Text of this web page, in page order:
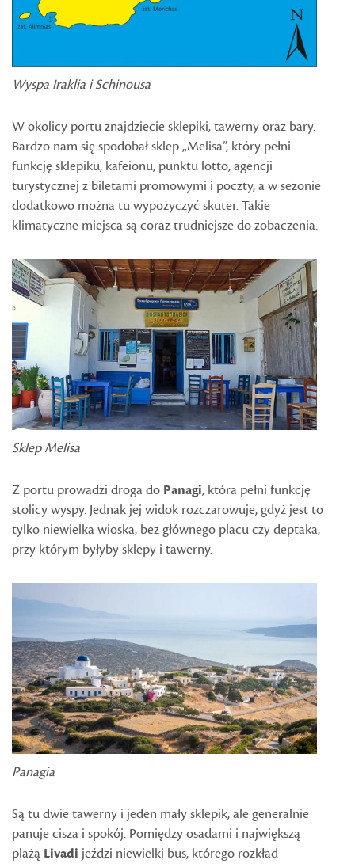
Wyspa Iraklia i Schinousa
W okolicy portu znajdziecie sklepiki, tawerny oraz bary.
Bardzo nam się spodobał sklep „Melisa”, który pełni
funkcję sklepiku, kafeionu, punktu lotto, agencji
turystycznej z biletami promowymi i poczty, a w sezonie
dodatkowo można tu wypożyczyć skuter. Takie
klimatyczne miejsca są coraz trudniejsze do zobaczenia.
Sklep Melisa
Z portu prowadzi droga do Panagi, która pełni funkcję
stolicy wyspy. Jednak jej widok rozczarowuje, gdyż jest to
tylko niewielka wioska, bez głównego placu czy deptaka,
przy którym byłyby sklepy i tawerny.
Panagia
Są tu dwie tawerny i jeden mały sklepik, ale generalnie
panuje cisza i spokój. Pomiędzy osadami i największą
plażą Livadi jeździ niewielki bus, którego rozkład